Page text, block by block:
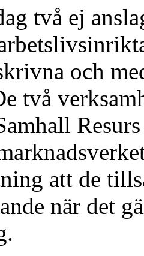
två ej
och
två
att de
när det